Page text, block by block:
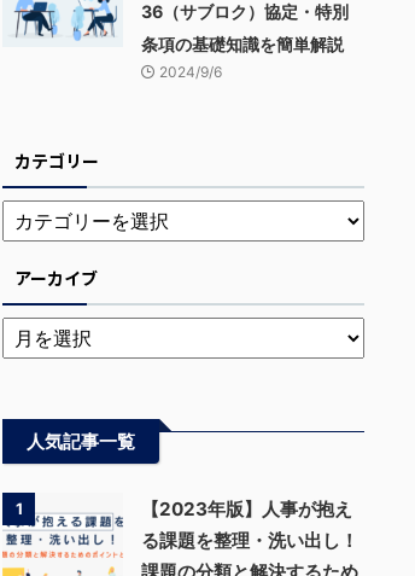
36（サブロク）協定・特別
条項の基礎知識を簡単解説
2024/9/6
カテゴリー
アーカイブ
人気記事一覧
1
【2023年版】人事が抱え
る課題を整理・洗い出し！